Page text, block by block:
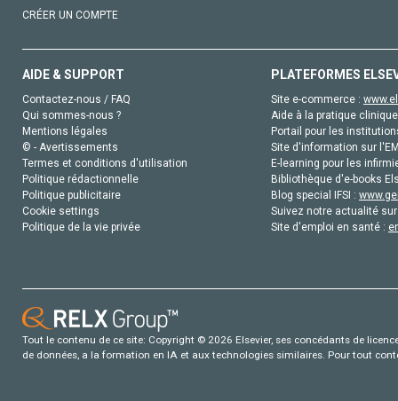
CRÉER UN COMPTE
AIDE & SUPPORT
Contactez-nous / FAQ
Qui sommes-nous ?
Mentions légales
© - Avertissements
Termes et conditions d'utilisation
Politique rédactionnelle
Politique publicitaire
Cookie settings
Politique de la vie privée
PLATEFORMES
Site e-commerce :
Aide à la pratique
Portail pour les
Site d'information sur
E-learning pour les
Bibliothèque d'e-books
Blog special IFSI :
Suivez notre actualité
Site d'emploi en santé :
Tout le contenu de ce site: Copyright © 2026 Elsevier, ses concédants de
de données, a la formation en IA et aux technologies similaires. Pour tout